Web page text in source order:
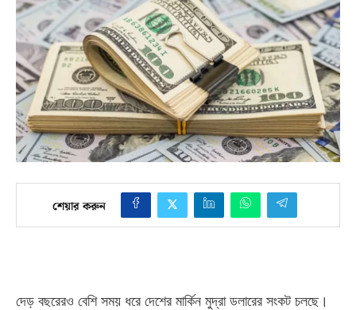
শেয়ার করুন
দেড় বছরেরও বেশি সময় ধরে দেশের মার্কিন মুদ্রা ডলারের সংকট চলছে।